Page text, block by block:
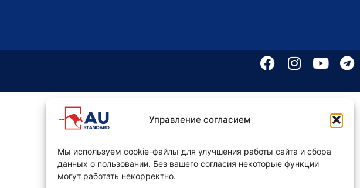
Управление согласием
Мы используем cookie-файлы для улучшения работы сайта и сбора
данных о пользовании. Без вашего согласия некоторые функции
могут работать некорректно.